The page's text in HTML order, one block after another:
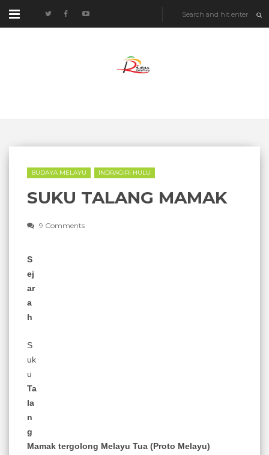
BUDAYA MELAYU INDRAGIRI HULU
SUKU TALANG MAMAK
9 Comments
S
ej
ar
a
h
S
uk
u
Ta
la
n
g
Mamak tergolong Melayu Tua (Proto Melayu)